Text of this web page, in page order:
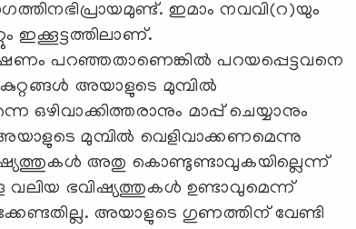
ഇമാം നവവി(റ)യും
ഇക്കൂട്ടത്തിലാണ്.
പറഞ്ഞതാണെങ്കില്‍ പറയപ്പെട്ടവനെ
അയാളുടെ മുമ്പില്‍
മാപ്പ് ചെയ്യാനും
മുമ്പില്‍ വെളിവാക്കണമെന്നു
അതു കൊണ്ടുണ്ടാവുകയില്ലെന്ന്
ഭവിഷ്യത്തുകള്‍ ഉണ്ടാവുമെന്ന്
അയാളുടെ ഗുണത്തിന് വേണ്ടി